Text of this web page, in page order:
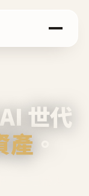
世代
產 。